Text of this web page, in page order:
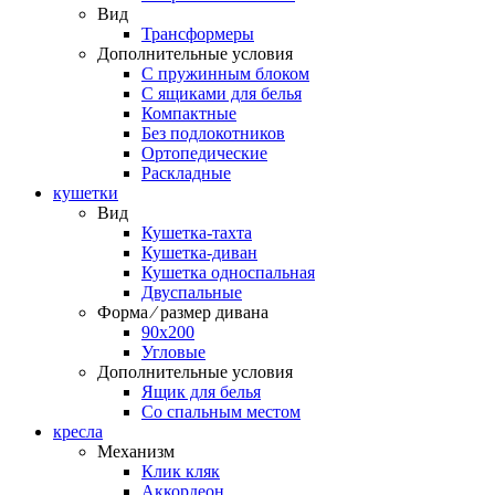
Вид
Трансформеры
Дополнительные условия
С пружинным блоком
С ящиками для белья
Компактные
Без подлокотников
Ортопедические
Раскладные
кушетки
Вид
Кушетка-тахта
Кушетка-диван
Кушетка односпальная
Двуспальные
Форма ⁄ размер дивана
90х200
Угловые
Дополнительные условия
Ящик для белья
Со спальным местом
кресла
Механизм
Клик кляк